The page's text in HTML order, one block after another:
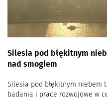
Silesia pod błękitnym
nad smogiem
Silesia pod błękitnym niebem
badania i prace rozwojowe w